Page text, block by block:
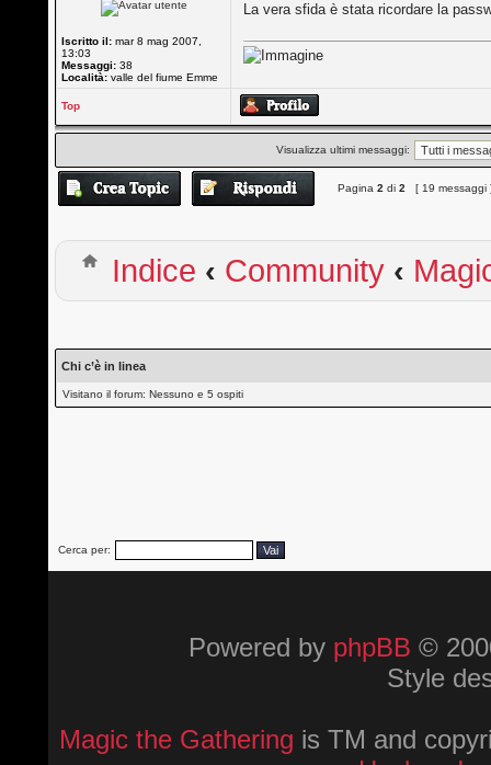
Iscritto il: mar 8 mag 2007,
13:03
Messaggi: 38
Località: valle del fiume Emme
La vera sfida è stata ricordare la
Top
Visualizza ultimi messaggi:
Pagina2 di2 [ 19 messaggi
Indice ‹ Community ‹
Chi c’è in linea
Visitano il forum: Nessuno e 5 ospiti
Cerca per:
Powered by phpBB ©
Style
Magic the Gathering is TM and